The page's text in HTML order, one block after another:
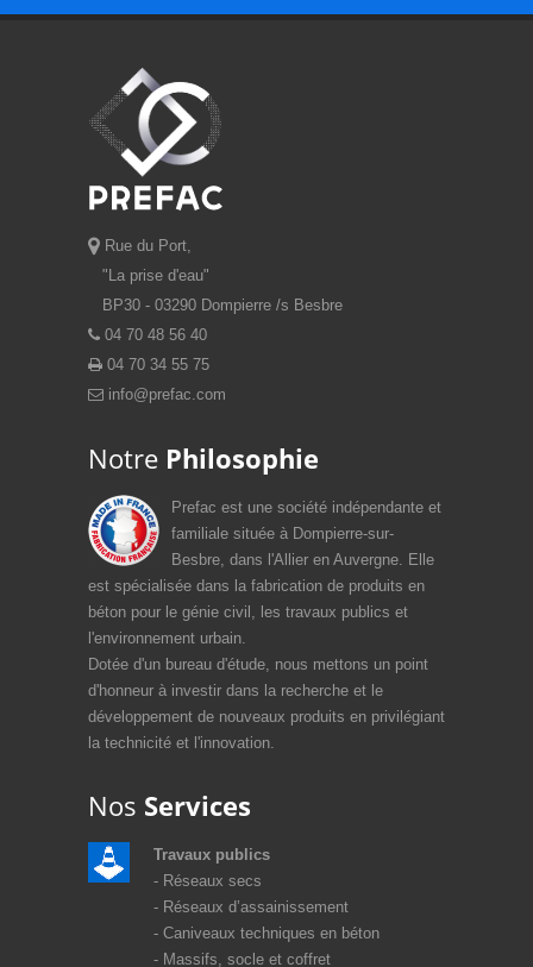
Rue du Port,
"La prise d'eau"
BP30 - 03290 Dompierre /s Besbre
04 70 48 56 40
04 70 34 55 75
info@prefac.com
Notre Philosophie
Prefac est une société indépendante et
familiale située à Dompierre-sur-
Besbre, dans l'Allier en Auvergne. Elle
est spécialisée dans la fabrication de produits en
béton pour le génie civil, les travaux publics et
l'environnement urbain.
Dotée d'un bureau d'étude, nous mettons un point
d'honneur à investir dans la recherche et le
développement de nouveaux produits en privilégiant
la technicité et l'innovation.
Nos Services
Travaux publics
Réseaux secs
Réseaux d’assainissement
Caniveaux techniques en béton
Massifs, socle et coffret